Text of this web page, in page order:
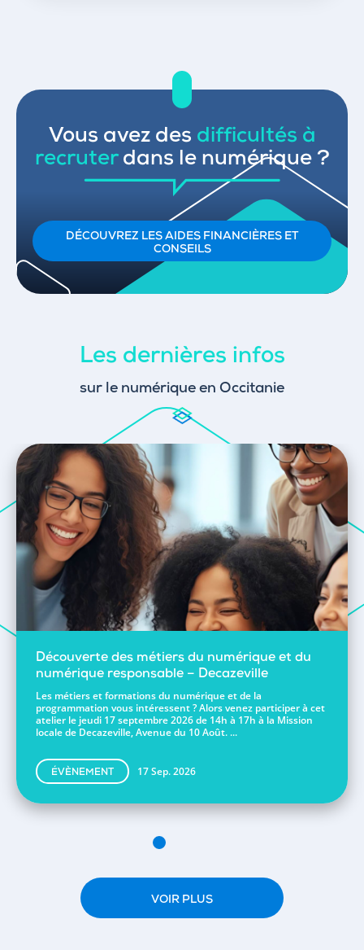
Vous avez des difficultés à
recruterdans le numérique ?
DÉCOUVREZ LES AIDES FINANCIÈRES ET
CONSEILS
Les dernières infos
sur le numérique en Occitanie
Découverte des métiers du numérique et du
numérique responsable – Decazeville
Les métiers et formations du numérique et de la
programmation vous intéressent ? Alors venez participer à cet
atelier le jeudi 17 septembre 2026 de 14h à 17h à la Mission
locale de Decazeville, Avenue du 10 Août. ...
ÉVÈNEMENT 17 Sep. 2026
VOIR PLUS